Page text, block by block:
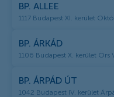
BP. ALLEE
1117 Budapest XI. kerület
BP. ÁRKÁD
1106 Budapest X. kerület Örs
BP. ÁRPÁD ÚT
1042 Budapest IV. kerület